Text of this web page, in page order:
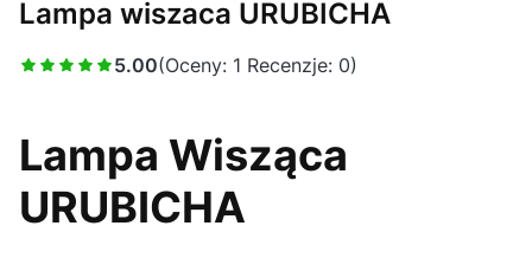
Lampa wiszaca URUBICHA
5.00(Oceny: 1 Recenzje: 0)
Lampa Wisząca
URUBICHA